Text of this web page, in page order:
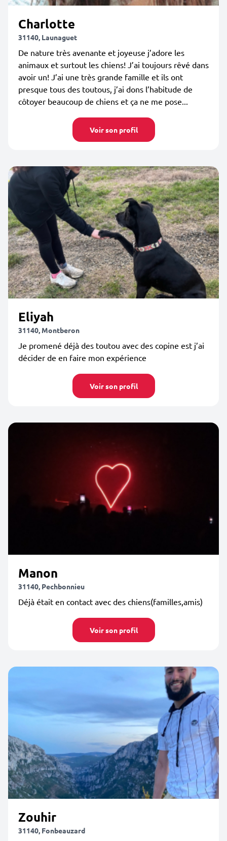
Charlotte
31140, Launaguet
De nature très avenante et joyeuse j’adore les
animaux et surtout les chiens! J’ai toujours rêvé dans
avoir un! J’ai une très grande famille et ils ont
presque tous des toutous, j’ai dons l’habitude de
côtoyer beaucoup de chiens et ça ne me pose...
Voir son profil
Eliyah
31140, Montberon
Je promené déjà des toutou avec des copine est j’ai
décider de en faire mon expérience
Voir son profil
Manon
31140, Pechbonnieu
Déjà était en contact avec des chiens(familles,amis)
Voir son profil
Zouhir
31140, Fonbeauzard